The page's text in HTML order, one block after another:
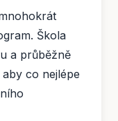
Škola
a průběžně
co nejlépe